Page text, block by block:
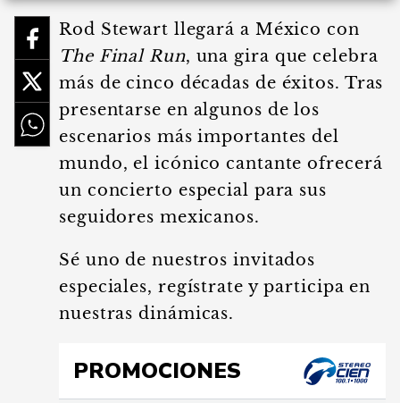
Rod Stewart llegará a México con
The Final Run, una gira que celebra
más de cinco décadas de éxitos. Tras
presentarse en algunos de los
escenarios más importantes del
mundo, el icónico cantante ofrecerá
un concierto especial para sus
seguidores mexicanos.
Sé uno de nuestros invitados
especiales, regístrate y participa en
nuestras dinámicas.